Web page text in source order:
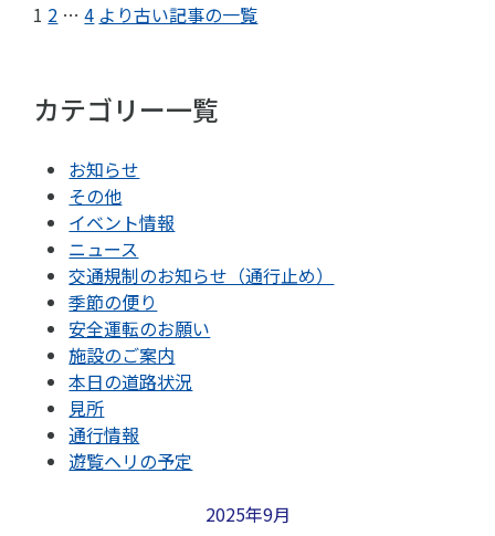
1 2 … 4 より古い記事の一覧
カテゴリー一覧
お知らせ
その他
イベント情報
ニュース
交通規制のお知らせ（通行止め）
季節の便り
安全運転のお願い
施設のご案内
本日の道路状況
見所
通行情報
遊覧ヘリの予定
2025年9月